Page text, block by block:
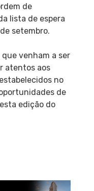
de
lista de espera
setembro.
que venham a ser
atentos aos
no
de
edição do